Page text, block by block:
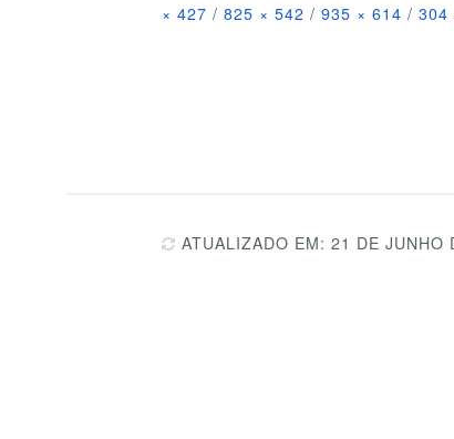
× 427 / 825 × 542 / 935 × 614 / 304
ATUALIZADO EM: 21 DE JUNHO